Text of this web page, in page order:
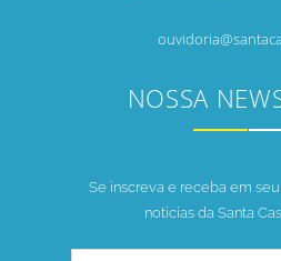
NOSSA
Se inscreva e receba em
notícias da Santa